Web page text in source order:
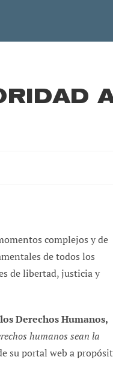
complejos y de
de todos los
de libertad, justicia y
Derechos Humanos,
humanos sean la
su portal web a